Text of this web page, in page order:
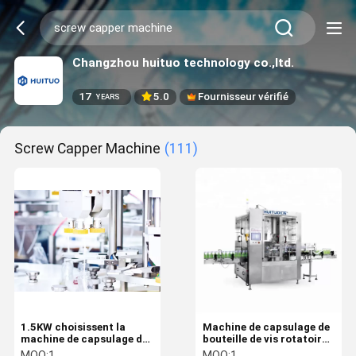
Changzhou huituo technology co.,ltd.
17 YEARS 5.0 Fournisseur vérifié
Screw Capper Machine (111)
1.5KW choisissent la
machine de capsulage de
vis principale
Machine de capsulage de
bouteille de vis rotatoire
complètement